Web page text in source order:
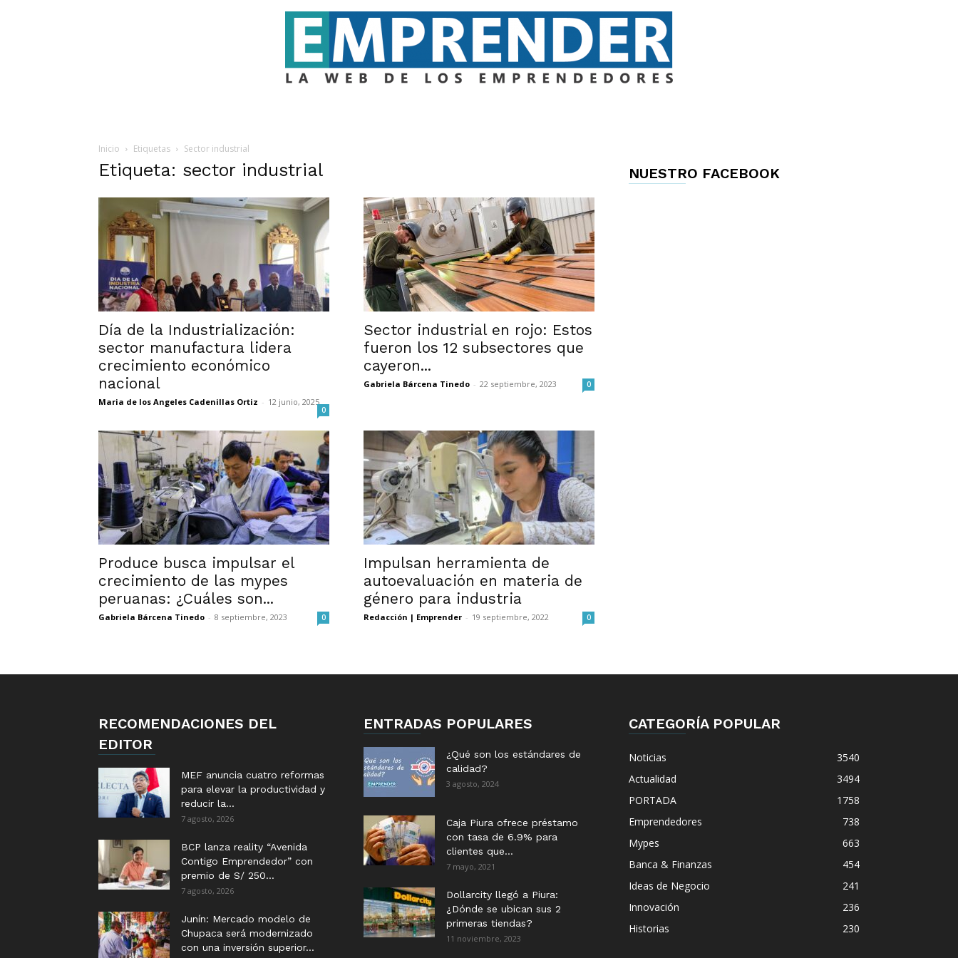
Inicio
Etiquetas Sector industrial
Etiqueta: sector industrial
Día de la Industrialización:
sector manufactura lidera
crecimiento económico
nacional
Maria de los Angeles Cadenillas Ortiz - 12 junio, 2025
0
Sector industrial en rojo: Estos
fueron los 12 subsectores que
cayeron...
Gabriela Bárcena Tinedo - 22 septiembre, 2023 0
Produce busca impulsar el
crecimiento de las mypes
peruanas: ¿Cuáles son...
Gabriela Bárcena Tinedo - 8 septiembre, 2023 0
Impulsan herramienta de
autoevaluación en materia de
género para industria
Redacción | Emprender - 19 septiembre, 2022 0
NUESTRO FACEBOOK
RECOMENDACIONES DEL
EDITOR
MEF anuncia cuatro reformas
para elevar la productividad y
reducir la...
7 agosto, 2026
BCP lanza reality “Avenida
Contigo Emprendedor” con
premio de S/ 250...
7 agosto, 2026
Junín: Mercado modelo de
Chupaca será modernizado
con una inversión superior...
ENTRADAS POPULARES
¿Qué son los estándares de
calidad?
3 agosto, 2024
Caja Piura ofrece préstamo
con tasa de 6.9% para
clientes que...
7 mayo, 2021
Dollarcity llegó a Piura:
¿Dónde se ubican sus 2
primeras tiendas?
11 noviembre, 2023
CATEGORÍA POPULAR
Noticias
3540
Actualidad
3494
PORTADA
1758
Emprendedores
738
Mypes
663
Banca & Finanzas
454
Ideas de Negocio
241
Innovación
236
Historias
230